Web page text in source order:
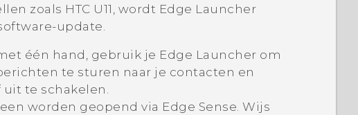
zoals HTC U11, wordt Edge Launcher
update.
één hand, gebruik je Edge Launcher om
te sturen naar je contacten en
te schakelen.
worden geopend via Edge Sense. Wijs